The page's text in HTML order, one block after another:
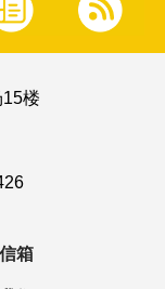
楼
箱